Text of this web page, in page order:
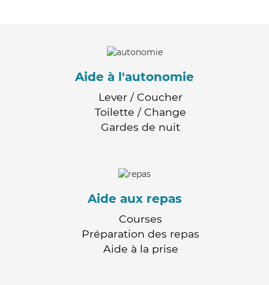
Aide à l'autonomie
Lever / Coucher
Toilette / Change
Gardes de nuit
Aide aux repas
Courses
Préparation des repas
Aide à la prise